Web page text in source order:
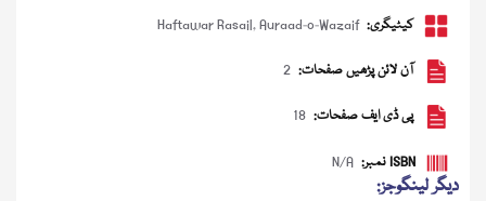
کیٹیگری: Auraad-o-Wazaif
,
Haftawar Rasail
آن لائن پڑھیں صفحات: 2
پی ڈی ایف صفحات: 18
ISBN نمبر: N/A
دیگر لینگوجز: